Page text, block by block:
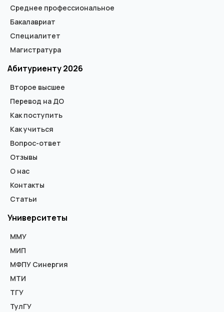
Среднее профессиональное
Бакалавриат
Специалитет
Магистратура
Абитуриенту 2026
Второе высшее
Перевод на ДО
Как поступить
Как учиться
Вопрос-ответ
Отзывы
О нас
Контакты
Статьи
Университеты
ММУ
МИП
МФПУ Синергия
МТИ
ТГУ
ТулГУ